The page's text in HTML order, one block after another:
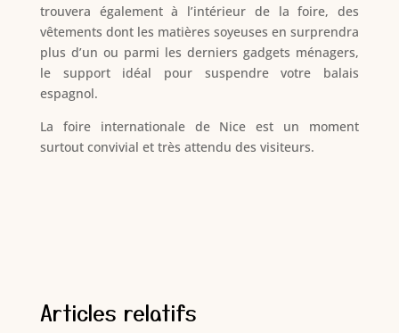
trouvera également à l’intérieur de la foire, des
vêtements dont les matières soyeuses en surprendra
plus d’un ou parmi les derniers gadgets ménagers,
le support idéal pour suspendre votre balais
espagnol.
La foire internationale de Nice est un moment
surtout convivial et très attendu des visiteurs.
Articles relatifs